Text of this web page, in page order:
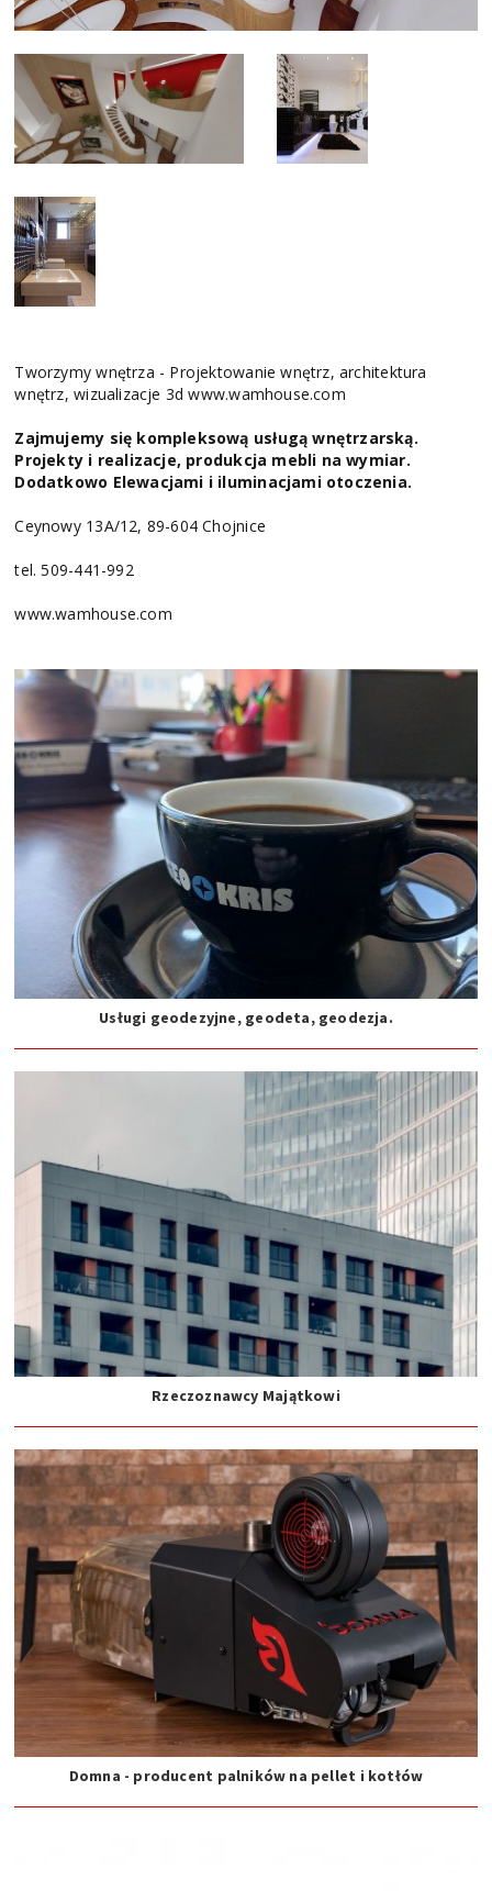
Tworzymy wnętrza - Projektowanie wnętrz, architektura
wnętrz, wizualizacje 3d www.wamhouse.com
Zajmujemy się kompleksową usługą wnętrzarską.
Projekty i realizacje, produkcja mebli na wymiar.
Dodatkowo Elewacjami i iluminacjami otoczenia.
Ceynowy 13A/12, 89-604 Chojnice
tel. 509-441-992
www.wamhouse.com
Usługi geodezyjne, geodeta, geodezja.
Rzeczoznawcy Majątkowi
Domna - producent palników na pellet i kotłów